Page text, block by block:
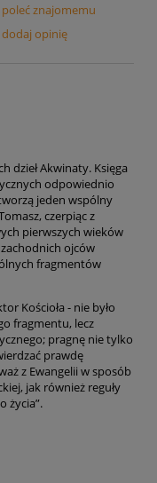
poleć znajomemu
dodaj opinię
dzieł Akwinaty. Księga
odpowiednio
jeden wspólny
czerpiąc z
pierwszych wieków
ojców
fragmentów
Kościoła - nie było
fragmentu, lecz
pragnę nie tylko
prawdę
z Ewangelii w sposób
jak również reguły
życia”.